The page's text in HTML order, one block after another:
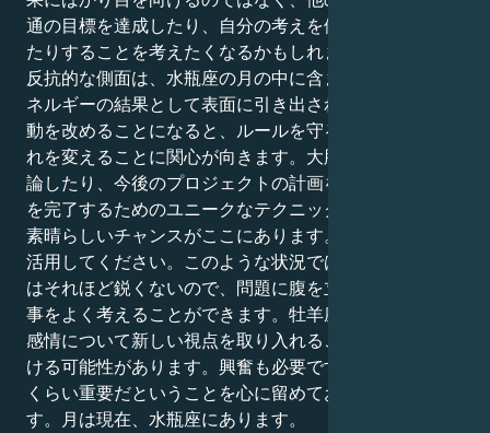
通の目標を達成したり、自分の考えを他の人と話し合っ
たりすることを考えたくなるかもしれません。牡羊座の
反抗的な側面は、水瓶座の月の中に含まれる創造的なエ
ネルギーの結果として表面に引き出されます。有害な行
動を改めることになると、ルールを守ることよりも、そ
れを変えることに関心が向きます。大胆なアイデアを議
論したり、今後のプロジェクトの計画を立てたり、任務
を完了するためのユニークなテクニックを試したりする
素晴らしいチャンスがここにあります。ぜひこの機会を
活用してください。このような状況では、あなたの感情
はそれほど鋭くないので、問題に腹を立てるよりも、物
事をよく考えることができます。牡羊座の人は、自分の
感情について新しい視点を取り入れることで、恩恵を受
ける可能性があります。興奮も必要ですが、視点も同じ
くらい重要だということを心に留めておくことが大切で
す。月は現在、水瓶座にあります。